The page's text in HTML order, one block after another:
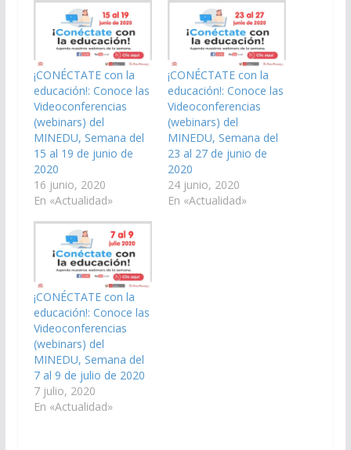
¡CONÉCTATE con la
educación!: Conoce las
Videoconferencias
(webinars) del
MINEDU, Semana del
15 al 19 de junio de
2020
16 junio, 2020
En «Actualidad»
¡CONÉCTATE con la
educación!: Conoce las
Videoconferencias
(webinars) del
MINEDU, Semana del
23 al 27 de junio de
2020
24 junio, 2020
En «Actualidad»
¡CONÉCTATE con la
educación!: Conoce las
Videoconferencias
(webinars) del
MINEDU, Semana del
7 al 9 de julio de 2020
7 julio, 2020
En «Actualidad»